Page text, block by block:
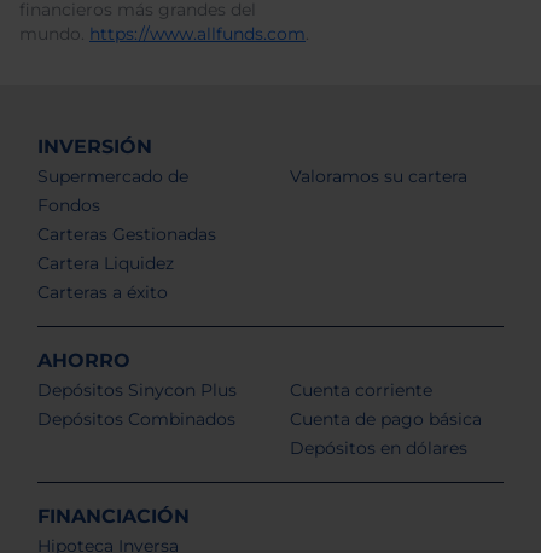
financieros más grandes del
mundo. https://www.allfunds.com.
INVERSIÓN
Supermercado de
Fondos
Carteras Gestionadas
Cartera Liquidez
Carteras a éxito
Valoramos su cartera
AHORRO
Depósitos Sinycon Plus
Depósitos Combinados
Cuenta corriente
Cuenta de pago básica
Depósitos en dólares
FINANCIACIÓN
Hipoteca Inversa